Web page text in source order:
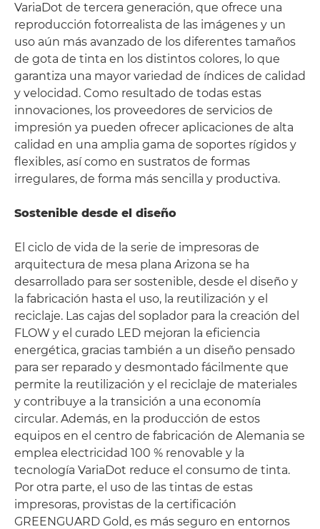
VariaDot de tercera generación, que ofrece una
reproducción fotorrealista de las imágenes y un
uso aún más avanzado de los diferentes tamaños
de gota de tinta en los distintos colores, lo que
garantiza una mayor variedad de índices de calidad
y velocidad. Como resultado de todas estas
innovaciones, los proveedores de servicios de
impresión ya pueden ofrecer aplicaciones de alta
calidad en una amplia gama de soportes rígidos y
flexibles, así como en sustratos de formas
irregulares, de forma más sencilla y productiva.
Sostenible desde el diseño
El ciclo de vida de la serie de impresoras de
arquitectura de mesa plana Arizona se ha
desarrollado para ser sostenible, desde el diseño y
la fabricación hasta el uso, la reutilización y el
reciclaje. Las cajas del soplador para la creación del
FLOW y el curado LED mejoran la eficiencia
energética, gracias también a un diseño pensado
para ser reparado y desmontado fácilmente que
permite la reutilización y el reciclaje de materiales
y contribuye a la transición a una economía
circular. Además, en la producción de estos
equipos en el centro de fabricación de Alemania se
emplea electricidad 100 % renovable y la
tecnología VariaDot reduce el consumo de tinta.
Por otra parte, el uso de las tintas de estas
impresoras, provistas de la certificación
GREENGUARD Gold, es más seguro en entornos